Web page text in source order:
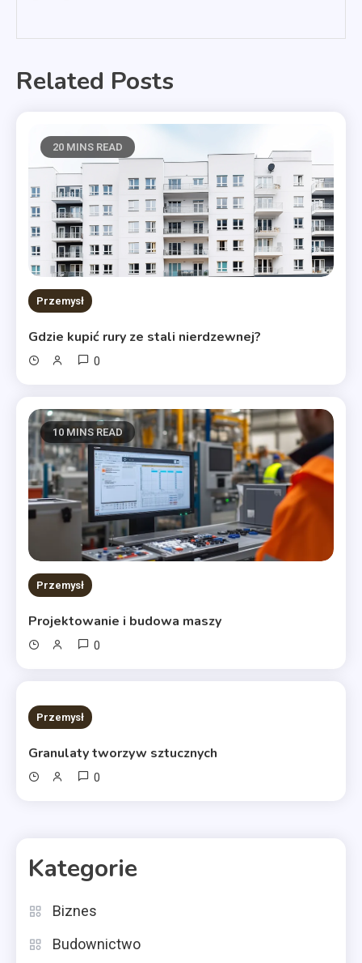
Related Posts
20 MINS READ
Przemysł
Gdzie kupić rury ze stali nierdzewnej?
0
10 MINS READ
Przemysł
Projektowanie i budowa maszy
0
11 MINS READ
Przemysł
Granulaty tworzyw sztucznych
0
Kategorie
Biznes
Budownictwo